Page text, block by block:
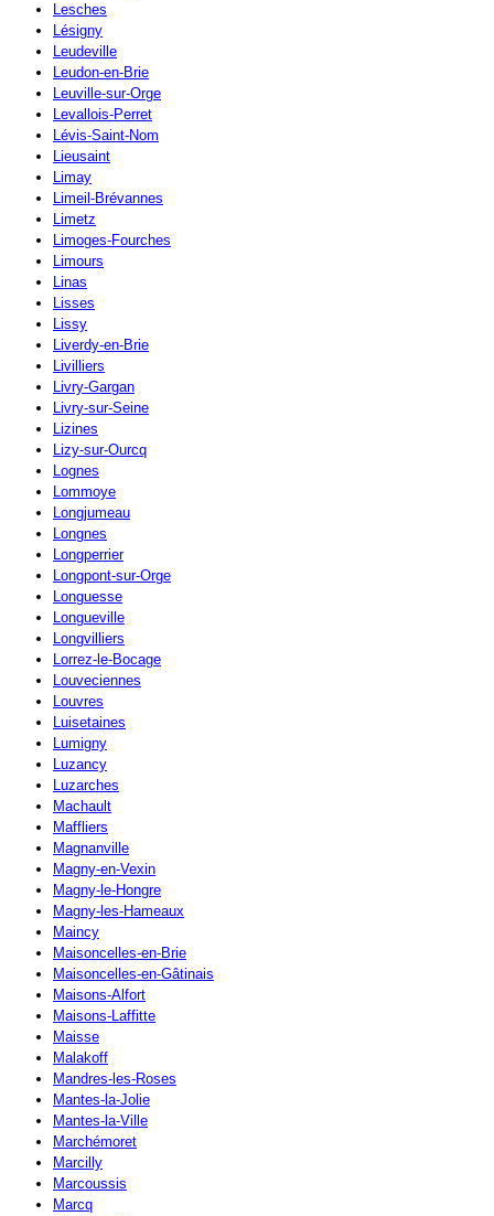
Lesches
Lésigny
Leudeville
Leudon-en-Brie
Leuville-sur-Orge
Levallois-Perret
Lévis-Saint-Nom
Lieusaint
Limay
Limeil-Brévannes
Limetz
Limoges-Fourches
Limours
Linas
Lisses
Lissy
Liverdy-en-Brie
Livilliers
Livry-Gargan
Livry-sur-Seine
Lizines
Lizy-sur-Ourcq
Lognes
Lommoye
Longjumeau
Longnes
Longperrier
Longpont-sur-Orge
Longuesse
Longueville
Longvilliers
Lorrez-le-Bocage
Louveciennes
Louvres
Luisetaines
Lumigny
Luzancy
Luzarches
Machault
Maffliers
Magnanville
Magny-en-Vexin
Magny-le-Hongre
Magny-les-Hameaux
Maincy
Maisoncelles-en-Brie
Maisoncelles-en-Gâtinais
Maisons-Alfort
Maisons-Laffitte
Maisse
Malakoff
Mandres-les-Roses
Mantes-la-Jolie
Mantes-la-Ville
Marchémoret
Marcilly
Marcoussis
Marcq